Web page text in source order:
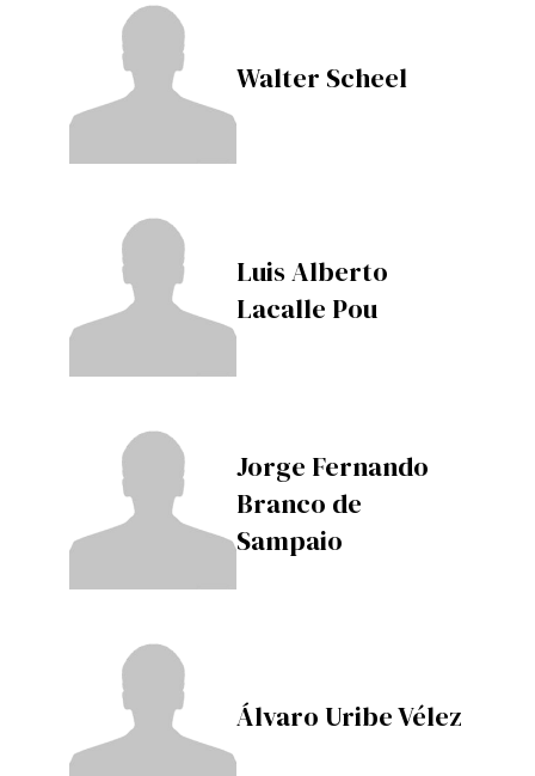
Walter Scheel
Luis Alberto
Lacalle Pou
Jorge Fernando
Branco de
Sampaio
Álvaro Uribe Vélez